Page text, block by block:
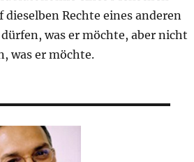
dieselben Rechte eines anderen
was er möchte, aber nicht
was er möchte.